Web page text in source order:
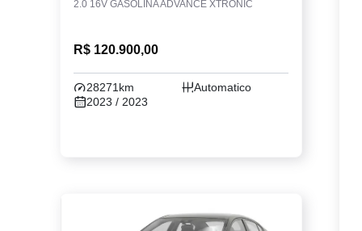
2.0 16V GASOLINA ADVANCE XTRONIC
R$ 120.900,00
28271km
Automatico
2023 / 2023